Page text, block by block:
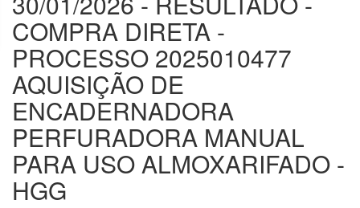
COMPRA DIRETA -
PROCESSO 2025010477
AQUISIÇÃO DE
ENCADERNADORA
PERFURADORA MANUAL
PARA USO ALMOXARIFADO -
HGG